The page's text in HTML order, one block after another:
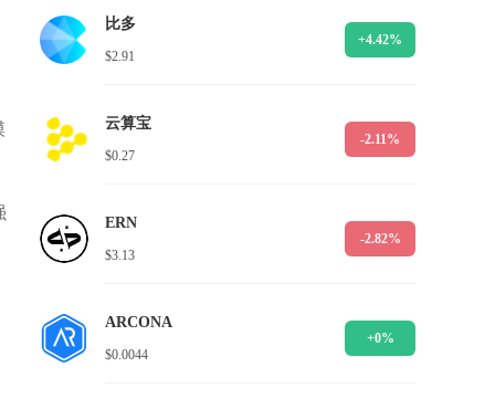
比多
$2.91
+4.42%
云算宝
$0.27
-2.11%
ERN
$3.13
-2.82%
ARCONA
$0.0044
+0%